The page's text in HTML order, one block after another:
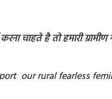
चाहते है तो हमारी
our rural fearless